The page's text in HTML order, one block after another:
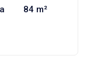
84 m²